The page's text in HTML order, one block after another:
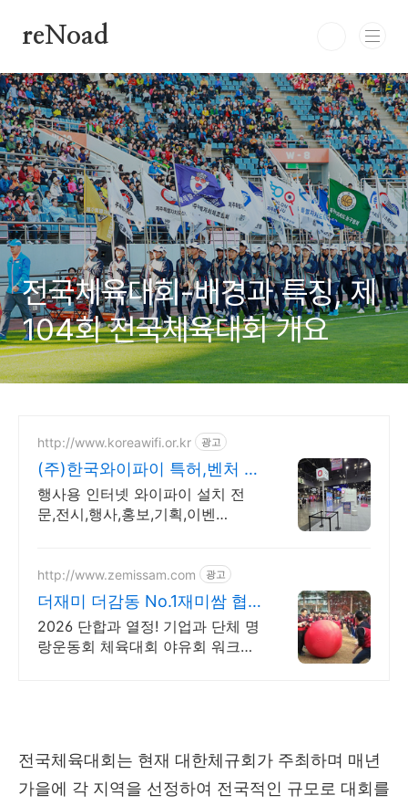
reNoad
전국체육대회-배경과 특징, 제
104회 전국체육대회 개요
http://www.koreawifi.or.kr 광고
(주)한국와이파이 특허,벤처 빠
른상담 가능
행사용 인터넷 와이파이 설치 전
문,전시,행사,홍보,기획,이벤
험을 가진 전문성있는 기업
http://www.zemissam.com 광고
더재미 더감동 No.1재미쌈 협
력과 소통의 재미에 빠지다
2026 단합과 열정! 기업과 단체 명
랑운동회 체육대회 야유회 워크숍
전국체육대회는 현재 대한체규회가 주최하며 매년
가을에 각 지역을 선정하여 전국적인 규모로 대회를